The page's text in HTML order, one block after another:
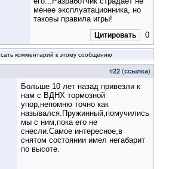
менее эксплуатационника, но
таковы правила игры!
Цитировать 0
комментарий к этому сообщению
#22 (ссылка)
Больше 10 лет назад привезли к
нам с ВДНХ тормозной
упор,непомню точно как
назывался.Пружинный,помучились
мы с ним,пока его не
снесли.Самое интересное,в
снятом состоянии имел негабарит
по высоте.